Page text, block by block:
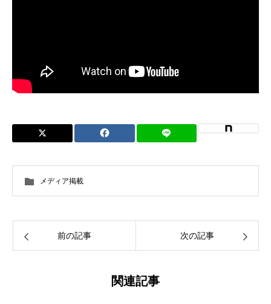
メディア掲載
前の記事 次の記事
関連記事